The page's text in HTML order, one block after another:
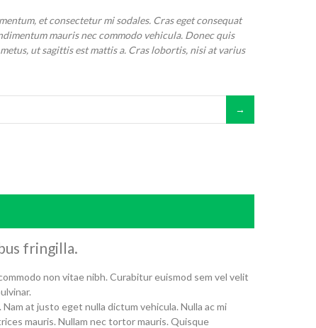
et consectetur mi sodales. Cras eget consequat
mauris nec commodo vehicula. Donec quis
ut sagittis est mattis a. Cras lobortis, nisi at varius
fringilla.
non vitae nibh. Curabitur euismod sem vel velit
at justo eget nulla dictum vehicula. Nulla ac mi
mauris. Nullam nec tortor mauris. Quisque